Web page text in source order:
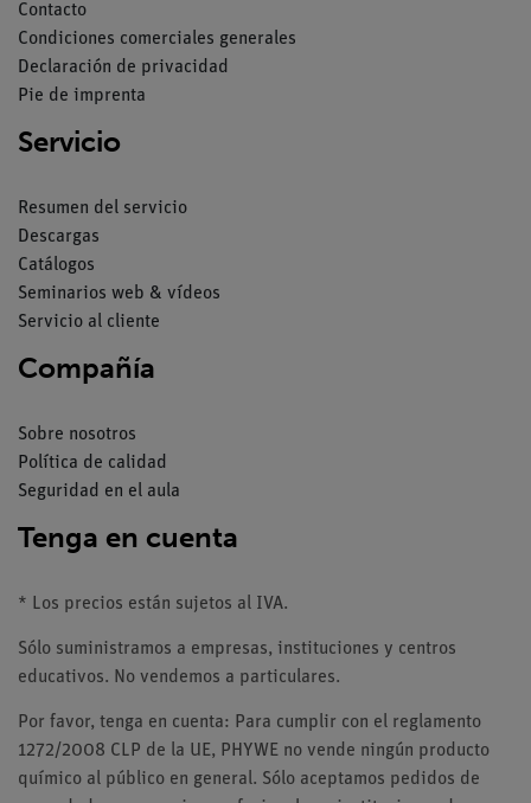
Contacto
Condiciones comerciales generales
Declaración de privacidad
Pie de imprenta
Servicio
Resumen del servicio
Descargas
Catálogos
Seminarios web & vídeos
Servicio al cliente
Compañía
Sobre nosotros
Política de calidad
Seguridad en el aula
Tenga en cuenta
* Los precios están sujetos al IVA.
Sólo suministramos a empresas, instituciones y centros
educativos. No vendemos a particulares.
Por favor, tenga en cuenta: Para cumplir con el reglamento
1272/2008 CLP de la UE, PHYWE no vende ningún producto
químico al público en general. Sólo aceptamos pedidos de